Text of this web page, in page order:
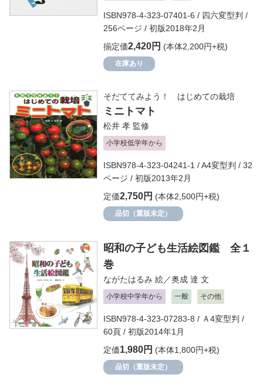
ISBN978-4-323-07401-6 / 四六変型判 /
256ページ / 初版2018年2月
揃定価2,420円 (本体2,200円+税)
在庫あり
そだててみよう！ はじめての栽培
ミニトマト
松井 孝 監修
小学校低学年から
ISBN978-4-323-04241-1 / A4変型判 / 32
ページ / 初版2013年2月
定価2,750円 (本体2,500円+税)
品切（重版未定）
昭和の子ども生活絵図鑑 全１
巻
ながたはるみ 絵／奥成 達 文
小学校中学年から 一般 その他
ISBN978-4-323-07283-8 / Ａ4変型判 /
60頁 / 初版2014年1月
定価1,980円 (本体1,800円+税)
品切（重版未定）